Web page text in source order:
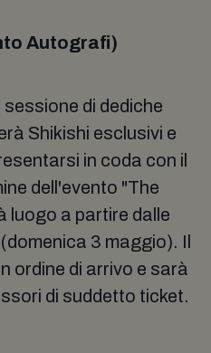
Autografi)
di dediche
Shikishi esclusivi e
in coda con il
dell'evento "The
luogo a partire dalle
3 maggio). Il
ordine di arrivo e sarà
di suddetto ticket.